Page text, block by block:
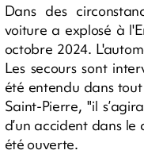
Dans des
voiture a explosé à
octobre 2024.
Les secours sont
été entendu dans
Saint-Pierre, "il
d’un accident dans
été ouverte.